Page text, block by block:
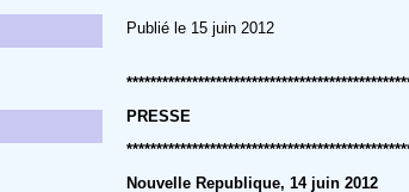
Publié le 15 juin 2012
PRESSE
Nouvelle Republique, 14 juin 2012